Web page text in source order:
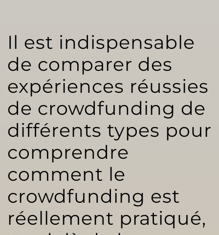
Il est indispensable
de comparer des
expériences réussies
de crowdfunding de
différents types pour
comprendre
comment le
crowdfunding est
réellement pratiqué,